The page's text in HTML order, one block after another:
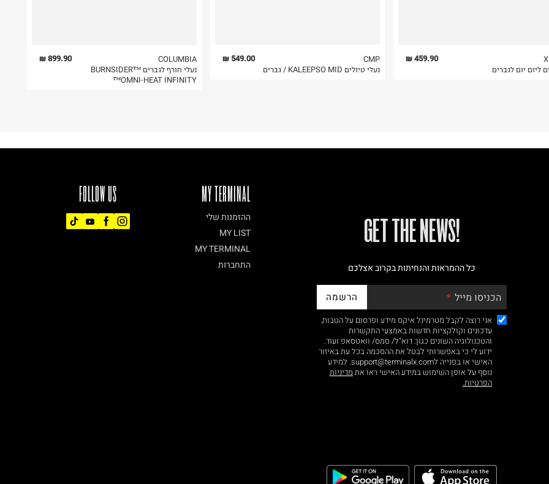
899.90 ₪
COLUMBIA
נעלי חורף לגברים BURNSIDER™
OMNI-HEAT INFINITY™
549.00 ₪
CMP
נעלי טיולים KALEEPSO MID / גברים
459.90 ₪
ליום יום לגברים
FOLLOW US MY TERMINAL
ההזמנות שלי
MY LIST
MY TERMINAL
התחברות
!GET THE NEWS
כל ההמראות והנחיתות בקרוב אצלכם
הכניסו מייל הרשמה
אני רוצה לקבל מטרמינל איקס מידע ופרסום על הטבות,
עדכונים וקולקציות חדשות באמצעי התקשרות
והטכנולוגיה השונים כגון: דוא"ל/ סמס/ וואטסאפ ועוד.
ידוע לי כי באפשרותי לבטל את ההסכמה בכל עת באיזור
האישי או בפנייה לsupport@terminalx.com. למידע
נוסף על אופן השימוש במידע האישי ראו את מדיניות
הפרטיות.